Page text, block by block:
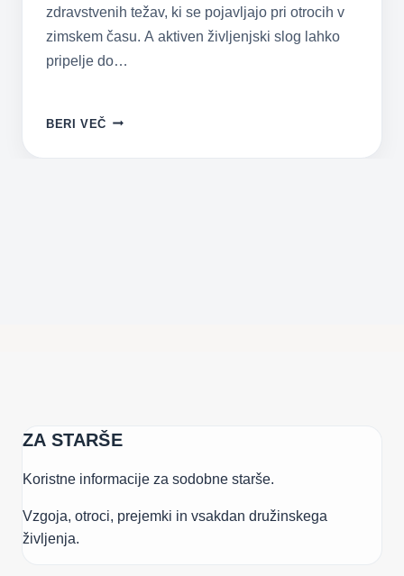
zdravstvenih težav, ki se pojavljajo pri otrocih v
zimskem času. A aktiven življenjski slog lahko
pripelje do…
BERI VEČ VNETJE
IN
ZA STARŠE
Koristne informacije za sodobne starše.
Vzgoja, otroci, prejemki in vsakdan družinskega
življenja.